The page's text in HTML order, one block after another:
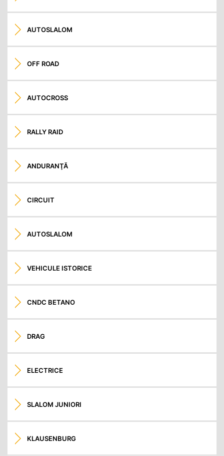
AUTOSLALOM
OFF ROAD
AUTOCROSS
RALLY RAID
ANDURANŢĂ
CIRCUIT
AUTOSLALOM
VEHICULE ISTORICE
CNDC BETANO
DRAG
ELECTRICE
SLALOM JUNIORI
KLAUSENBURG